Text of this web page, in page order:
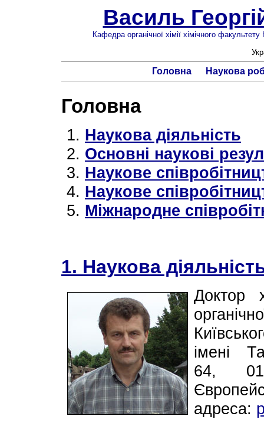
Василь
Кафедра органічної хімії хімічного
Головна Наукова
Головна
Наукова діяльність
Основні наукові
Наукове
Наукове
Міжнародне
1. Наукова
Доктор
імені
64,
адреса: